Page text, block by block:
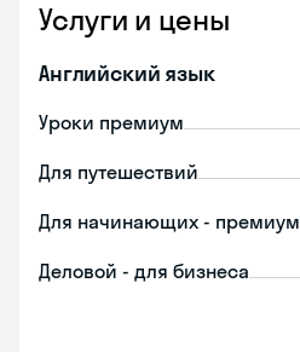
Услуги и цены
Английский язык
Уроки премиум
Для путешествий
Для начинающих - премиум
Деловой - для бизнеса